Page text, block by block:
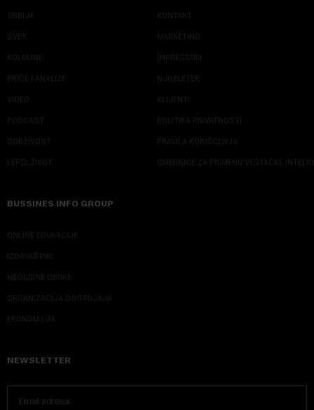
SRBIJA
SVET
KOLUMNE
PRIČE I ANALIZE
VIDEO
PODCAST
ODRŽIVOST
LEPŠI ŽIVOT
KONTAKT
MARKETING
IMPRESSUM
NJUZLETER
KLIJENTI
POLITIKA PRIVATNOSTI
PRAVILA KORIŠĆENJA
SMERNICE ZA PRIMENU VEŠTAČKE
BUSSINES INFO GROUP
ONLINE EDUKACIJE
IZDAVAŠTVO
MEDIJSKE OBUKE
ORGANIZACIJA DOGADJAJA
EKONOM I JA
NEWSLETTER